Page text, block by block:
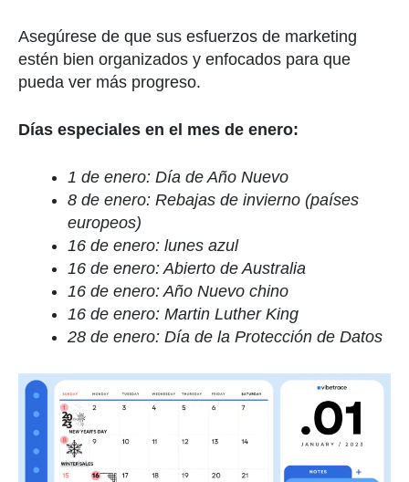
Asegúrese de que sus esfuerzos de marketing
estén bien organizados y enfocados para que
pueda ver más progreso.
Días especiales en el mes de enero:
1 de enero: Día de Año Nuevo
8 de enero: Rebajas de invierno (países
europeos)
16 de enero: lunes azul
16 de enero: Abierto de Australia
16 de enero: Año Nuevo chino
16 de enero: Martin Luther King
28 de enero: Día de la Protección de Datos